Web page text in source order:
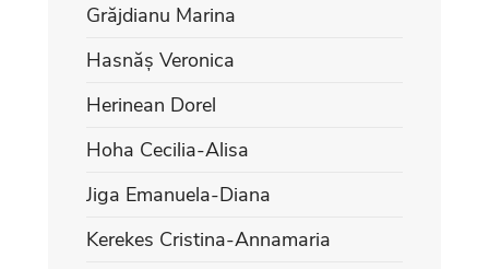
Grăjdianu Marina
Hasnăș Veronica
Herinean Dorel
Hoha Cecilia-Alisa
Jiga Emanuela-Diana
Kerekes Cristina-Annamaria